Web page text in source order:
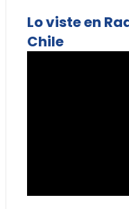
Lo viste en
Chile